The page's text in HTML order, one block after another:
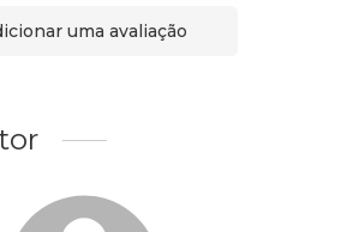
uma avaliação